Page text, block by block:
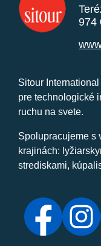
974
Sitour
pre technologické
ruchu na svete.
Spolupracujeme s
krajinách:
strediskami,